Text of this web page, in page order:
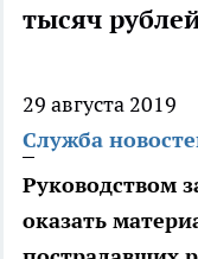
тысяч
29 августа 2019
Служба
Руководством
оказать